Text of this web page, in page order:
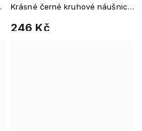
246 Kč
Krásné černé kruhové náušnice
pro každodenní nošení, ale i